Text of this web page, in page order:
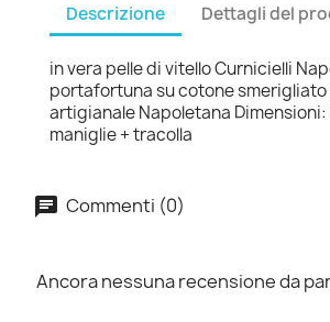
Descrizione Dettagli del
in vera pelle di vitello Curnicielli
portafortuna su cotone
artigianale Napoletana Dimensioni:
maniglie + tracolla
Commenti (0)
Ancora nessuna recensione da